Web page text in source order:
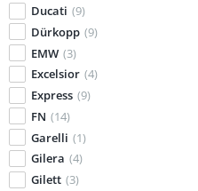
Ducati (9)
Dürkopp (9)
EMW (3)
Excelsior (4)
Express (9)
FN (14)
Garelli (1)
Gilera (4)
Gilett (3)